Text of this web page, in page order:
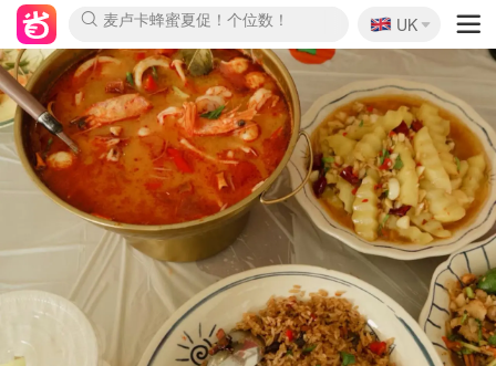
麦卢卡蜂蜜夏促！个位数！
Prada/Miu 4.8折！
啥？必胜客披萨5折！
🇬🇧
UK